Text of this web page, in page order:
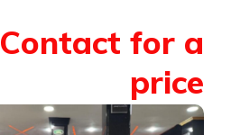
Contact for a
price